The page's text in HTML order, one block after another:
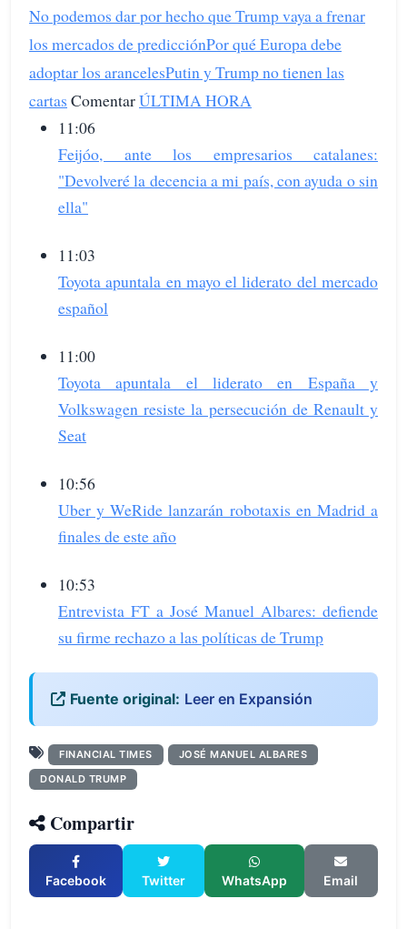
No podemos dar por hecho que Trump vaya a frenar
los mercados de predicciónPor qué Europa debe
adoptar los arancelesPutin y Trump no tienen las
cartas ComentarÚLTIMA HORA
11:06
Feijóo, ante los empresarios catalanes:
"Devolveré la decencia a mi país, con ayuda o sin
ella"
11:03
Toyota apuntala en mayo el liderato del mercado
español
11:00
Toyota apuntala el liderato en España y
Volkswagen resiste la persecución de Renault y
Seat
10:56
Uber y WeRide lanzarán robotaxis en Madrid a
finales de este año
10:53
Entrevista FT a José Manuel Albares: defiende
su firme rechazo a las políticas de Trump
Fuente original: Leer en Expansión
FINANCIAL TIMES
JOSÉ MANUEL ALBARES
DONALD TRUMP
Compartir
Facebook Twitter WhatsApp Email